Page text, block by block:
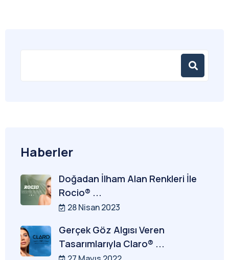
Haberler
Doğadan İlham Alan Renkleri İle
Rocio® ...
28 Nisan 2023
Gerçek Göz Algısı Veren
Tasarımlarıyla Claro® ...